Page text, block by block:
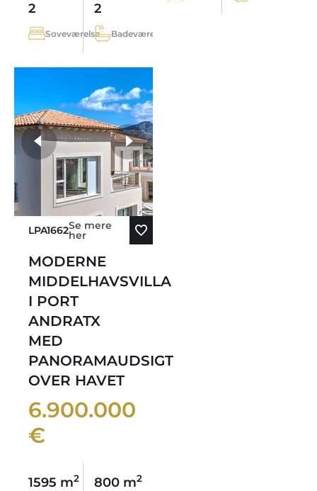
2
Soveværelse
2
Badeværelse
LPA1662Se mere
her
MODERNE
MIDDELHAVSVILLA
I PORT
ANDRATX
MED
PANORAMAUDSIGT
OVER HAVET
6.900.000
€
1595 m2 800 m2